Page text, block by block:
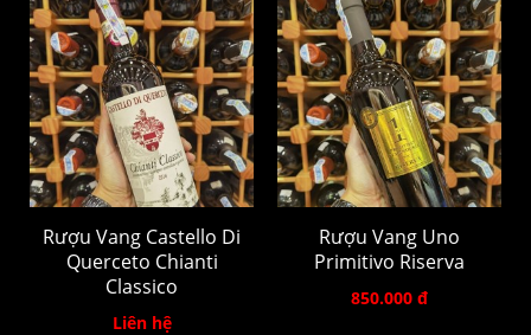
Rượu Vang Castello Di
Querceto Chianti
Classico
Liên hệ
Rượu Vang Uno
Primitivo Riserva
850.000 đ